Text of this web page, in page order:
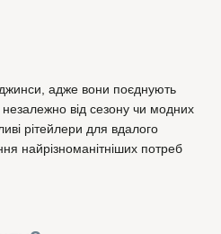
джинси, адже вони поєднують
незалежно від сезону чи модних
рітейлери для вдалого
найрізноманітніших потреб